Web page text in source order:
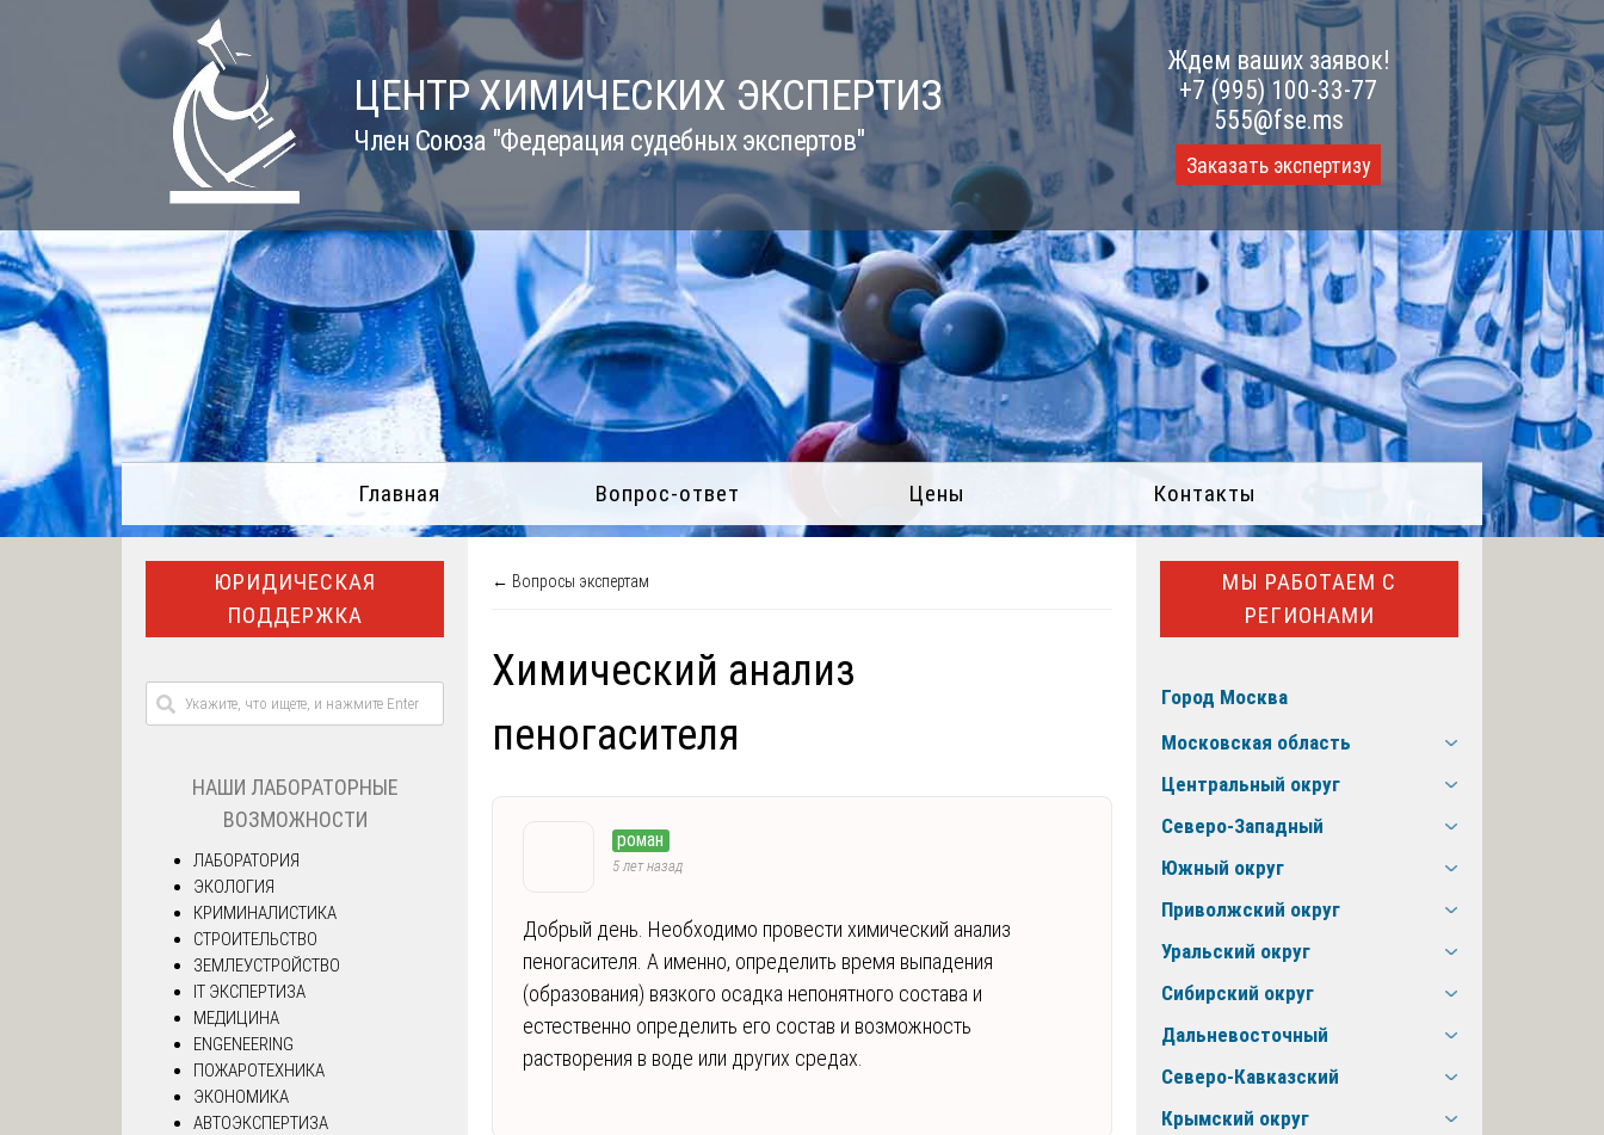
ЦЕНТР ХИМИЧЕСКИХ ЭКСПЕРТИЗ
Член Союза "Федерация судебных экспертов"
Ждем ваших заявок!
+7 (995) 100-33-77
555@fse.ms
Заказать экспертизу
Главная Вопрос-ответ Цены Контакты
← Вопросы экспертам
Химический анализ
пеногасителя
роман
5 лет назад
Добрый день. Необходимо провести химический анализ
пеногасителя. А именно, определить время выпадения
(образования) вязкого осадка непонятного состава и
естественно определить его состав и возможность
растворения в воде или других средах.
ЮРИДИЧЕСКАЯ
ПОДДЕРЖКА
НАШИ ЛАБОРАТОРНЫЕ
ВОЗМОЖНОСТИ
ЛАБОРАТОРИЯ
ЭКОЛОГИЯ
КРИМИНАЛИСТИКА
СТРОИТЕЛЬСТВО
ЗЕМЛЕУСТРОЙСТВО
IT ЭКСПЕРТИЗА
МЕДИЦИНА
ENGENEERING
ПОЖАРОТЕХНИКА
ЭКОНОМИКА
АВТОЭКСПЕРТИЗА
МЫ РАБОТАЕМ С
РЕГИОНАМИ
Город Москва
Московская область
Центральный округ
Северо-Западный
Южный округ
Приволжский округ
Уральский округ
Сибирский округ
Дальневосточный
Северо-Кавказский
Крымский округ